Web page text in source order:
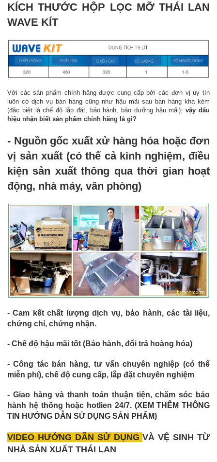
KÍCH THƯỚC HỘP LỌC MỠ THÁI LAN
WAVE KÍT
Với các sản phẩm chính hãng được cung cấp bởi các đơn vị uy tín
luôn có dịch vụ bán hàng cũng như hậu mãi sau bán hàng khá kém
(đặc biệt là chế độ lắp đặt, bảo hành, bảo dưỡng hậu mãi);vậy dấu
hiệu nhận biết sản phẩm chính hãng là gì?
- Nguồn gốc xuất xử hàng hóa hoặc đơn
vị sản xuất (có thể cả kinh nghiệm, điều
kiện sản xuất thông qua thời gian hoạt
động, nhà máy, văn phòng)
- Cam kết chất lượng dịch vụ, bảo hành, các tài liệu,
chứng chỉ, chứng nhận.
- Chế độ hậu mãi tốt (Bảo hành, đổi trả hoàng hóa)
- Công tác bán hàng, tư vấn chuyên nghiệp (có thể
miễn phí), chế độ cung cấp, lắp đặt chuyên nghiệm
- Giao hàng và thanh toán thuận tiện, chăm sóc bảo
hành hệ thống hoặc hotlien 24/7. (XEM THÊM THÔNG
TIN HƯỚNG DẪN SỬ DỤNG SẢN PHẨM)
VIDEO HƯỚNG DẪN SỬ DỤNG VÀ VỆ SINH TỪ
NHÀ SẢN XUẤT THÁI LAN